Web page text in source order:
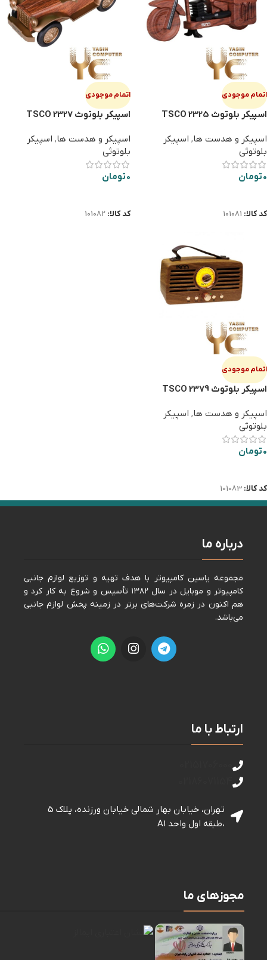
اتمام موجودی
اسپیکر بلوتوث TSCO 2325
اسپیکر و هدست ها, اسپیکر
بلوتوثی
0تومان
کد کالا: 101081
اتمام موجودی
اسپیکر بلوتوث TSCO 2327
اسپیکر و هدست ها, اسپیکر
بلوتوثی
0تومان
کد کالا: 101082
اتمام موجودی
اسپیکر بلوتوث TSCO 2379
اسپیکر و هدست ها, اسپیکر
بلوتوثی
0تومان
کد کالا: 101083
درباره ما
مجموعه ياسين كامپيوتر با هدف تهيه و توزيع لوازم جانبی
كامپيوتر و موبايل در سال ١٣٨٢ تأسيس و شروع به كار كرد و
هم اكنون در زمره شركت‌های برتر در زمينه پخش لوازم جانبی
می‌باشد.
ارتباط با ما
تهران، خیابان بهار شمالی خيابان ورزنده، پلاک 5
،طبقه اول واحد A1
مجوزهای ما